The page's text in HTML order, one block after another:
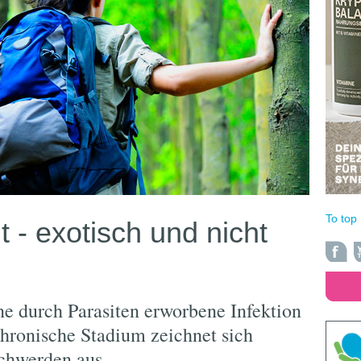
- exotisch und nicht
durch Parasiten erworbene Infektion
Stadium zeichnet sich
To top